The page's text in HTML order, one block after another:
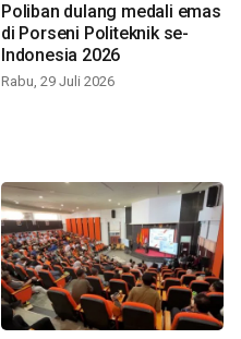
Poliban dulang medali emas
di Porseni Politeknik se-
Indonesia 2026
Rabu, 29 Juli 2026